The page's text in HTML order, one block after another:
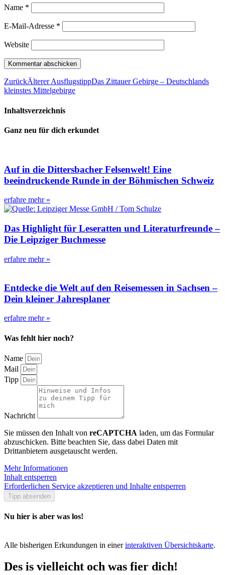
Name *
E-Mail-Adresse *
Website
ZurückÄlterer AusflugstippDas Zittauer Gebirge – Deutschlands
kleinstes Mittelgebirge
Inhaltsverzeichnis
Ganz neu für dich erkundet
Auf in die Dittersbacher Felsenwelt! Eine
beeindruckende Runde in der Böhmischen Schweiz
erfahre mehr »
Das Highlight für Leseratten und Literaturfreunde –
Die Leipziger Buchmesse
erfahre mehr »
Entdecke die Welt auf den Reisemessen in Sachsen –
Dein kleiner Jahresplaner
erfahre mehr »
Was fehlt hier noch?
Name
Mail
Tipp
Nachricht
Sie müssen den Inhalt von reCAPTCHA laden, um das Formular
abzuschicken. Bitte beachten Sie, dass dabei Daten mit
Drittanbietern ausgetauscht werden.
Mehr Informationen
Inhalt entsperren
Erforderlichen Service akzeptieren und Inhalte entsperren
Tipp absenden
Nu hier is aber was los!
Alle bisherigen Erkundungen in einerinteraktiven Übersichtskarte.
Des is vielleicht och was fier dich!